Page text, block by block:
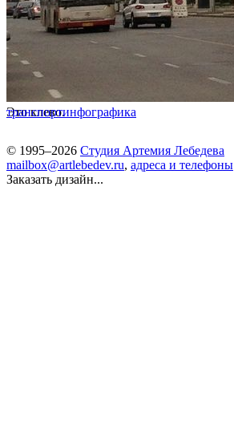
Это клево.
транспортинфографика
© 1995–2026 Студия Артемия Лебедева
mailbox@artlebedev.ru, адреса и телефоны
Заказать дизайн...